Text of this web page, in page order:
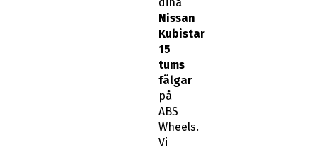
Nissan
Kubistar
15
tums
fälgar
på
ABS
Wheels.
Vi